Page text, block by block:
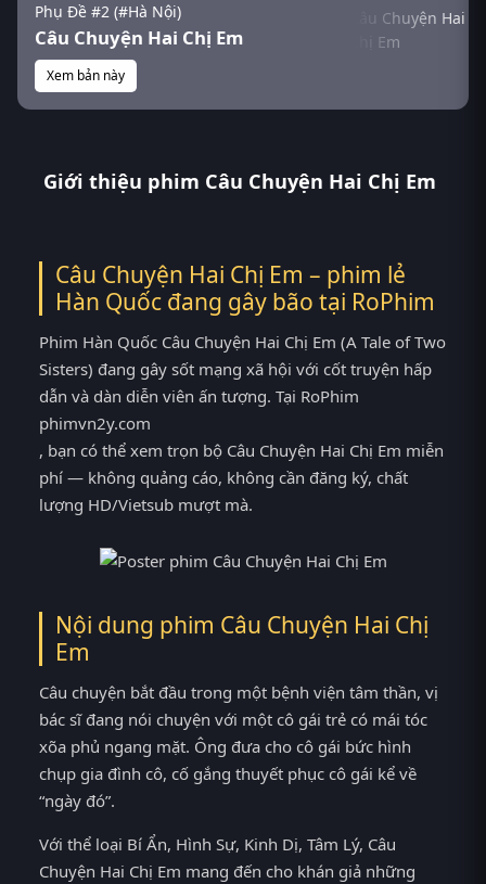
Phụ Đề #2 (#Hà Nội)
Câu Chuyện Hai Chị Em
Xem bản này
Giới thiệu phim Câu Chuyện Hai Chị Em
Câu Chuyện Hai Chị Em – phim lẻ
Hàn Quốc đang gây bão tại RoPhim
Phim Hàn Quốc Câu Chuyện Hai Chị Em (A Tale of Two
Sisters) đang gây sốt mạng xã hội với cốt truyện hấp
dẫn và dàn diễn viên ấn tượng. Tại RoPhim
phimvn2y.com
, bạn có thể xem trọn bộ Câu Chuyện Hai Chị Em miễn
phí — không quảng cáo, không cần đăng ký, chất
lượng HD/Vietsub mượt mà.
Nội dung phim Câu Chuyện Hai Chị
Em
Câu chuyện bắt đầu trong một bệnh viện tâm thần, vị
bác sĩ đang nói chuyện với một cô gái trẻ có mái tóc
xõa phủ ngang mặt. Ông đưa cho cô gái bức hình
chụp gia đình cô, cố gắng thuyết phục cô gái kể về
“ngày đó”.
Với thể loại Bí Ẩn, Hình Sự, Kinh Dị, Tâm Lý, Câu
Chuyện Hai Chị Em mang đến cho khán giả những